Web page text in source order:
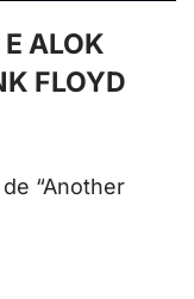
E ALOK
FLOYD
“Another